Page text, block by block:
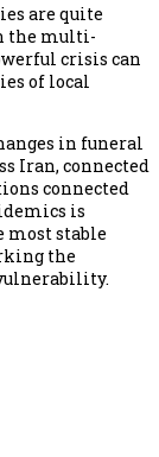
are quite
the multi-
crisis can
of local
in funeral
Iran, connected
connected
is
most stable
the